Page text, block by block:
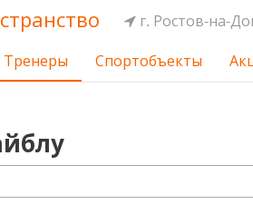
г. Ростов-на-
Тренеры Спортобъекты